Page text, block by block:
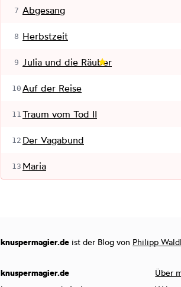
7 Abgesang
8 Herbstzeit
9 Julia und die Räuber
10 Auf der Reise
11 Traum vom Tod II
12 Der Vagabund
13 Maria
knuspermagier.de ist der Blog von Philipp
knuspermagier.de
Über